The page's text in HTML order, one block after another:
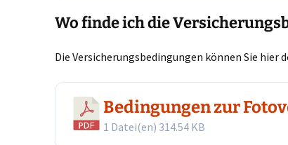
Wo finde ich die
Die Versicherungsbedingungen können Sie hier
Bedingungen zur
1 Datei(en) 314.54 KB